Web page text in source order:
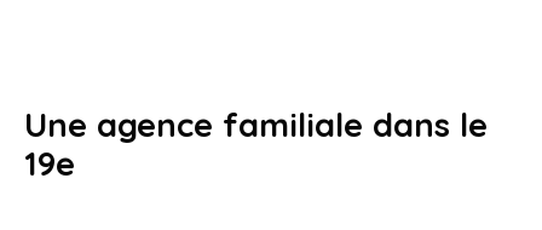
Une agence familiale dans le
19e